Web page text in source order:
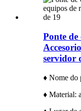
Ponte
servidor
♦ Nome do
♦ Material: